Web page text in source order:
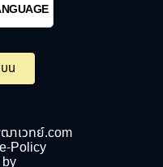
าเวทย์.com
Policy
น